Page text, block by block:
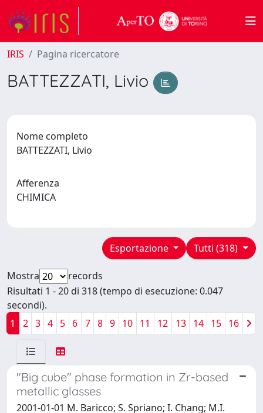
IRIS Pagina ricercatore
BATTEZZATI, Livio
Nome completo
BATTEZZATI, Livio
Afferenza
CHIMICA
Tutti (318)
Esportazione
Mostra
records
Risultati 1 - 20 di 318 (tempo di esecuzione: 0.047
secondi).
1
2 3 4 5 6 7 8 9 10 11 12 13 14 15 16
"Big cube" phase formation in Zr-based
metallic glasses
2001-01-01 M. Baricco; S. Spriano; I. Chang; M.I.